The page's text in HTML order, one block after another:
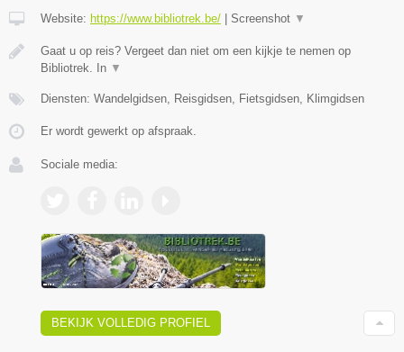
Website: https://www.bibliotrek.be/ | Screenshot ▼
Gaat u op reis? Vergeet dan niet om een kijkje te nemen op
Bibliotrek. In ▼
Diensten: Wandelgidsen, Reisgidsen, Fietsgidsen, Klimgidsen
Er wordt gewerkt op afspraak.
Sociale media:
BEKIJK VOLLEDIG PROFIEL